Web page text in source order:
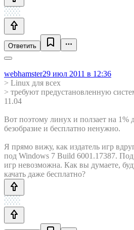
Ответить
webhamster29 июл 2011 в 12:36
> Linux для всех
> требуют предустановленную
11.04
Вот поэтому линух и ползает на 1%
безобразие и бесплатно ненужно.
Я прямо вижу, как издатель игр
под Windows 7 Build 6001.17387.
игр невозможна. Как вы думаете,
качать даже бесплатно?